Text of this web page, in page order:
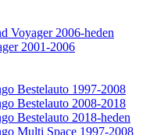
Voyager 2006-heden
2001-2006
Bestelauto 1997-2008
Bestelauto 2008-2018
Bestelauto 2018-heden
Multi Space 1997-2008